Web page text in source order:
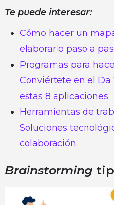
Te puede interesar:
Cómo hacer un
elaborarlo paso a
Programas para
Conviértete en el
estas 8 aplicaciones
Herramientas de
Soluciones
colaboración
Brainstorming